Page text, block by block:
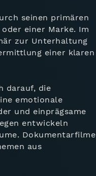
seinen primären
einer Marke. Im
zur Unterhaltung
einer klaren
darauf, die
emotionale
und einprägsame
entwickeln
Dokumentarfilme
aus